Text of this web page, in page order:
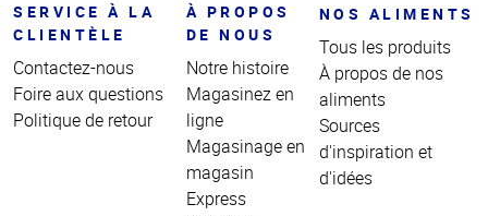
SERVICE À LA
CLIENTÈLE
Contactez-nous
Foire aux questions
Politique de retour
À PROPOS
DE NOUS
Notre histoire
Magasinez en
ligne
Magasinage en
magasin
Express
NOS ALIMENTS
Tous les produits
À propos de nos
aliments
Sources
d'inspiration et
d'idées